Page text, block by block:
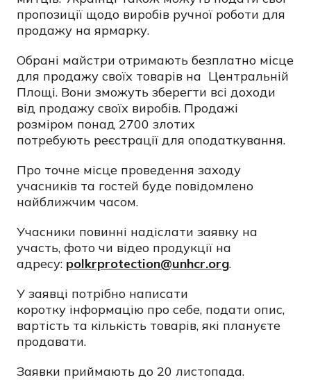
пропозиції щодо виробів ручної роботи для
продажу на ярмарку.
Обрані майстри отримають безплатно місце
для продажу своїх товарів на Центральній
Площі. Вони зможуть зберегти всі доходи
від продажу своїх виробів. Продажі
розміром понад 2700 злотих
потребують реєстрації для оподаткування.
Про точне місце проведення заходу
учасників та гостей буде повідомлено
найближчим часом.
Учасники повинні надіслати заявку на
участь, фото чи відео продукції на
адресу: polkrprotection@unhcr.org.
У заявці потрібно написати
коротку інформацію про себе, подати опис,
вартість та кількість товарів, які плануєте
продавати.
Заявки приймають до 20 листопада.